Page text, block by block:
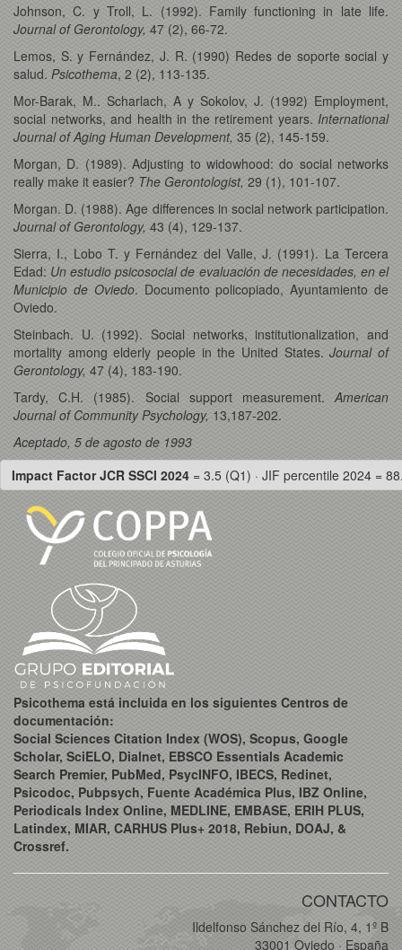
Johnson, C. y Troll, L. (1992). Family functioning in late life.
Journal of Gerontology, 47 (2), 66-72.
Lemos, S. y Fernández, J. R. (1990) Redes de soporte social y
salud. Psicothema, 2 (2), 113-135.
Mor-Barak, M.. Scharlach, A y Sokolov, J. (1992) Employment,
social networks, and health in the retirement years. International
Journal of Aging Human Development, 35 (2), 145-159.
Morgan, D. (1989). Adjusting to widowhood: do social networks
really make it easier? The Gerontologist, 29 (1), 101-107.
Morgan. D. (1988). Age differences in social network participation.
Journal of Gerontology, 43 (4), 129-137.
Sierra, I., Lobo T. y Fernández del Valle, J. (1991). La Tercera
Edad: Un estudio psicosocial de evaluación de necesidades, en el
Municipio de Oviedo. Documento policopiado, Ayuntamiento de
Oviedo.
Steinbach. U. (1992). Social networks, institutionalization, and
mortality among elderly people in the United States. Journal of
Gerontology, 47 (4), 183-190.
Tardy, C.H. (1985). Social support measurement. American
Journal of Community Psychology, 13,187-202.
Aceptado, 5 de agosto de 1993
Impact Factor JCR SSCI 2024 = 3.5 (Q1) · JIF percentile 2024 =
Psicothema está incluida en los siguientes Centros de
documentación:
Social Sciences Citation Index (WOS), Scopus, Google
Scholar, SciELO, Dialnet, EBSCO Essentials Academic
Search Premier, PubMed, PsycINFO, IBECS, Redinet,
Psicodoc, Pubpsych, Fuente Académica Plus, IBZ Online,
Periodicals Index Online, MEDLINE, EMBASE, ERIH PLUS,
Latindex, MIAR, CARHUS Plus+ 2018, Rebiun, DOAJ, &
Crossref.
CONTACTO
Ildelfonso Sánchez del Río, 4, 1º B
33001 Oviedo · España